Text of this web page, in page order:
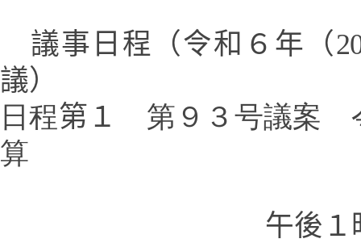
議事日程（令和６年（
議）
日程第１
第９３号議案
算
午後１